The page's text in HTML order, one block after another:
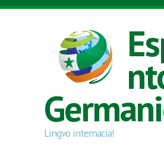
Skip to main content
Lingvo internacia!